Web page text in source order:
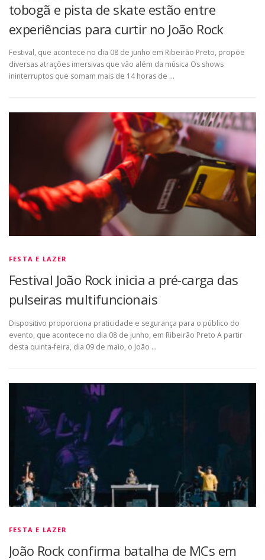
tobogã e pista de skate estão entre
experiências para curtir no João Rock
Festival, que acontece no dia 08 de junho em Ribeirão Preto, propõe
diversas atrações imersivas que vão além da música Os shows
ininterruptos que somam mais de 14 horas de …
FESTA E LAZER
Festival João Rock inicia a pré-carga das
pulseiras multifuncionais
Dispositivo proporciona praticidade e segurança para o público do
evento, que acontece no dia 08 de junho, em Ribeirão Preto A partir
desta quinta-feira, dia 09 de maio, o João …
FESTA E LAZER
João Rock confirma batalha de MCs em